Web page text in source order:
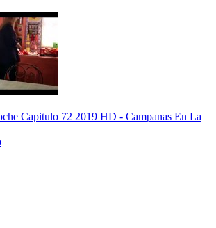
Capitulo 72 2019 HD - Campanas En La